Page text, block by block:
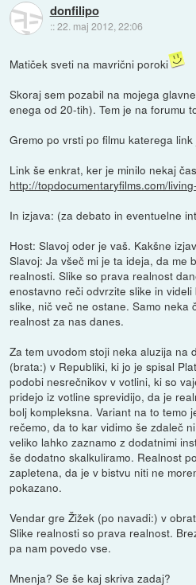
donfilipo
::22. maj 2012, 22:06
Matiček sveti na mavrični poroki
Skoraj sem pozabil na mojega
enega od 20-tih). Tem je na forumu
Gremo po vrsti po filmu katerega
Link še enkrat, ker je minilo nekaj
http://topdocumentaryfilms.com/
In izjava: (za debato in eventuelne
Host: Slavoj oder je vaš. Kakšne
Slavoj: Ja všeč mi je ta ideja, da me
realnosti. Slike so prava realnost
enostavno reči odvrzite slike in
slike, nič več ne ostane. Samo neka
realnost za nas danes.
Za tem uvodom stoji neka aluzija na
(brata:) v Republiki, ki jo je spisal
podobi nesrečnikov v votlini, ki so
pridejo iz votline sprevidijo, da je
bolj kompleksna. Variant na to temo
rečemo, da to kar vidimo še zdaleč
veliko lahko zaznamo z dodatnimi
še dodatno skalkuliramo. Realnost
zapletena, da je v bistvu niti ne
pokazano.
Vendar gre Žižek (po navadi:) v
Slike realnosti so prava realnost.
pa nam povedo vse.
Mnenja? Se še kaj skriva zadaj?